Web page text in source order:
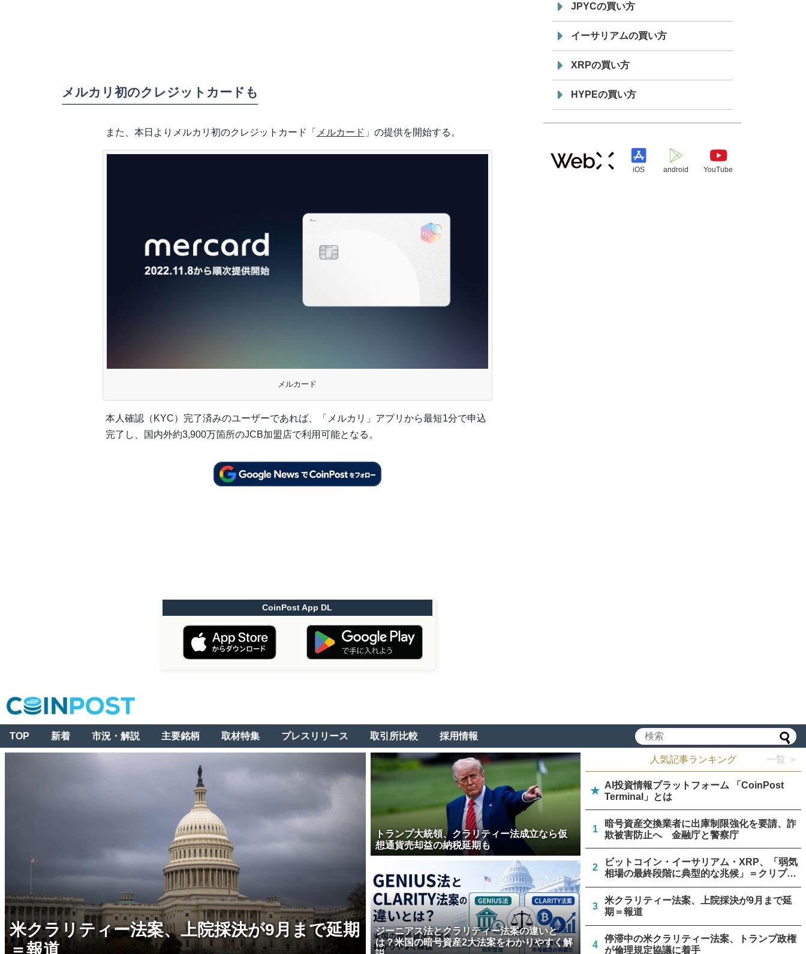
メルカリ初のクレジットカードも
また、本日よりメルカリ初のクレジットカード「 メルカード 」の提供を開始する。
メルカード
本人確認（KYC）完了済みのユーザーであれば、「メルカリ」アプリから最短1分で申込
完了し、国内外約3,900万箇所のJCB加盟店で利用可能となる。
CoinPost App DL
JPYCの買い方
イーサリアムの買い方
XRPの買い方
HYPEの買い方
iOS android YouTube
TOP 新着 市況・解説 主要銘柄 取材特集 プレスリリース 取引所比較 採用情報
米クラリティー法案、上院採決が9月まで延期
＝報道
トランプ大統領、クラリティー法成立なら仮
想通貨売却益の納税延期も
ジーニアス法とクラリティー法案の違いと
は？米国の暗号資産2大法案をわかりやすく解
人気記事ランキング 一覧 ＞
★
AI投資情報プラットフォーム 「CoinPost
Terminal」とは
1
暗号資産交換業者に出庫制限強化を要請、詐
欺被害防止へ 金融庁と警察庁
2
ビットコイン・イーサリアム・XRP、「弱気
相場の最終段階に典型的な兆候」＝クリプト
クアント
3
米クラリティー法案、上院採決が9月まで延
期＝報道
4
停滞中の米クラリティー法案、トランプ政権
が倫理規定協議に着手